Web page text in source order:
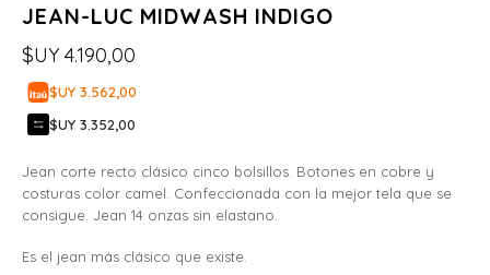
JEAN-LUC MIDWASH INDIGO
$UY 4.190,00
$UY 3.562,00
$UY 3.352,00
Jean corte recto clásico cinco bolsillos. Botones en cobre y
costuras color camel. Confeccionada con la mejor tela que se
consigue. Jean 14 onzas sin elastano.
Es el jean más clásico que existe.